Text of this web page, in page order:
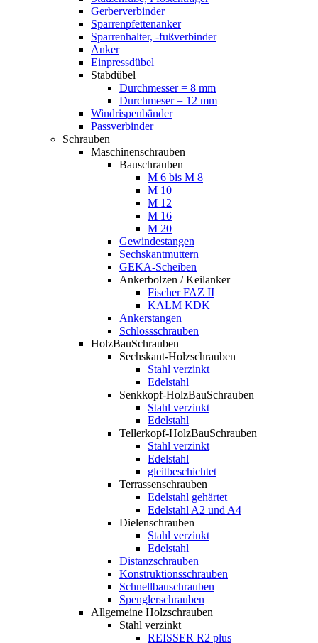
Gerberverbinder
Sparrenpfettenanker
Sparrenhalter, -fußverbinder
Anker
Einpressdübel
Stabdübel
Durchmesser = 8 mm
Durchmeser = 12 mm
Windrispenbänder
Passverbinder
Schrauben
Maschinenschrauben
Bauschrauben
M 6 bis M 8
M 10
M 12
M 16
M 20
Gewindestangen
Sechskantmuttern
GEKA-Scheiben
Ankerbolzen / Keilanker
Fischer FAZ II
KALM KDK
Ankerstangen
Schlossschrauben
HolzBauSchrauben
Sechskant-Holzschrauben
Stahl verzinkt
Edelstahl
Senkkopf-HolzBauSchrauben
Stahl verzinkt
Edelstahl
Tellerkopf-HolzBauSchrauben
Stahl verzinkt
Edelstahl
gleitbeschichtet
Terrassenschrauben
Edelstahl gehärtet
Edelstahl A2 und A4
Dielenschrauben
Stahl verzinkt
Edelstahl
Distanzschrauben
Konstruktionsschrauben
Schnellbauschrauben
Spenglerschrauben
Allgemeine Holzschrauben
Stahl verzinkt
REISSER R2 plus